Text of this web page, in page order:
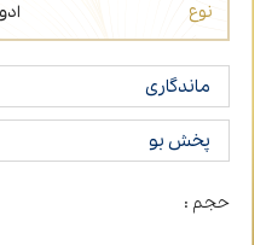
نوع
ماندگاری
پخش بو
حجم :